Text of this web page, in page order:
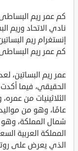
كم عمر ريم
نادي الاتحاد وريم
إنستغرام ريم
كم عمر ريم
عمر ريم البساتين،
الحقيقي، فيما أكدت
عامًا، وهو من
شمال المملكة،
المملكة العربية
الذي يعرض على